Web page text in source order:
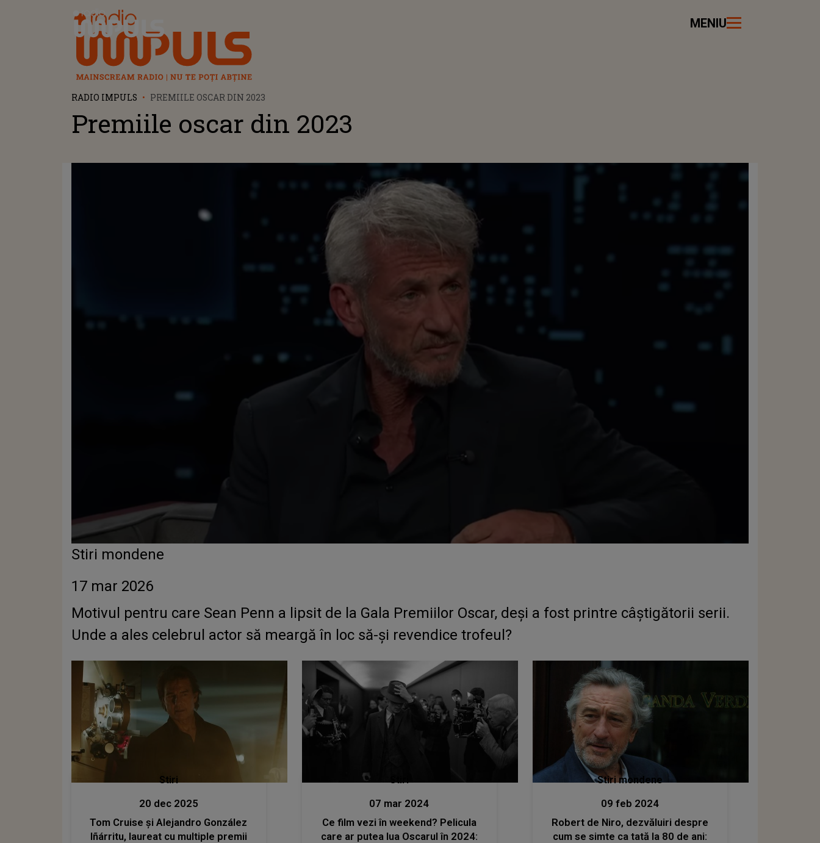
Radio Impuls MENIU
RADIO IMPULS PREMIILE OSCAR DIN 2023
Premiile oscar din 2023
Stiri mondene
17 mar 2026
Motivul pentru care Sean Penn a lipsit de la Gala Premiilor Oscar, deși a fost printre câștigătorii serii.
Unde a ales celebrul actor să meargă în loc să-și revendice trofeul?
Stiri
20 dec 2025
Tom Cruise și Alejandro González
Iñárritu, laureat cu multiple premii
07 mar 2024
Ce film vezi în weekend? Pelicula
care ar putea lua Oscarul în 2024:
Stiri mondene
09 feb 2024
Robert de Niro, dezvăluiri despre
cum se simte ca tată la 80 de ani: